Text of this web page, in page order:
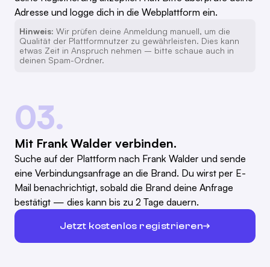
Adresse und logge dich in die Webplattform ein.
Hinweis: Wir prüfen deine Anmeldung manuell, um die
Qualität der Plattformnutzer zu gewährleisten. Dies kann
etwas Zeit in Anspruch nehmen – bitte schaue auch in
deinen Spam-Ordner.
03.
Mit Frank Walder verbinden.
Suche auf der Plattform nach Frank Walder und sende
eine Verbindungsanfrage an die Brand. Du wirst per E-
Mail benachrichtigt, sobald die Brand deine Anfrage
bestätigt — dies kann bis zu 2 Tage dauern.
Jetzt kostenlos registrieren